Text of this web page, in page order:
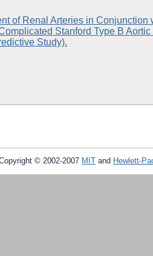
of Renal Arteries in
Stanford Type B
Study).
© 2002-2007 MIT and Hewlett-